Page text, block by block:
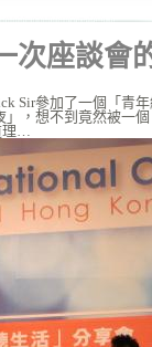
次座談會
Sir參加了一個「青
，想不到竟然被一個
理…